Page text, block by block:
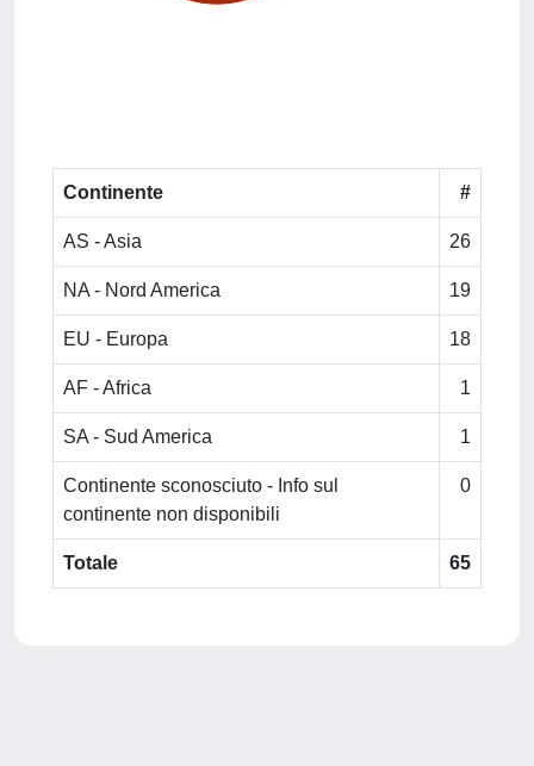
Continente #
AS - Asia 26
NA - Nord America 19
EU - Europa 18
AF - Africa 1
SA - Sud America 1
Continente sconosciuto - Info sul
continente non disponibili
0
Totale 65